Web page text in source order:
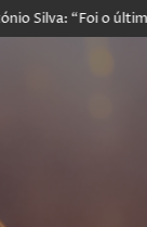
o último jogo”